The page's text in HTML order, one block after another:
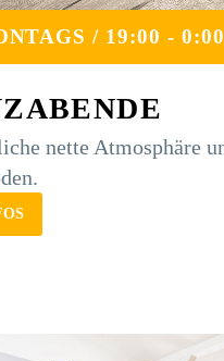
/ 19:00 -
nette Atmosphäre